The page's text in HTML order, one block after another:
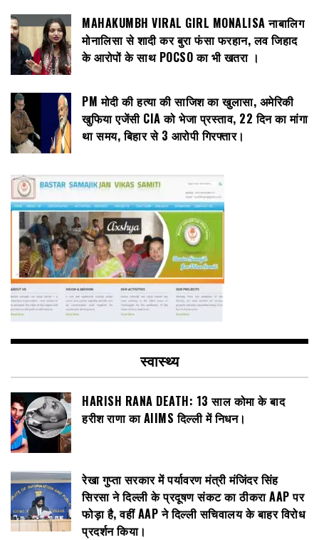
MAHAKUMBH VIRAL GIRL MONALISA नाबालिग
मोनालिसा से शादी कर बुरा फंसा फरहान, लव जिहाद
के आरोपों के साथ POCSO का भी खतरा ।
PM मोदी की हत्या की साजिश का खुलासा, अमेरिकी
खुफिया एजेंसी CIA को भेजा प्रस्ताव, 22 दिन का मांगा
था समय, बिहार से 3 आरोपी गिरफ्तार।
स्वास्थ्य
HARISH RANA DEATH: 13 साल कोमा के बाद
हरीश राणा का AIIMS दिल्ली में निधन।
रेखा गुप्ता सरकार में पर्यावरण मंत्री मंजिंदर सिंह
सिरसा ने दिल्ली के प्रदूषण संकट का ठीकरा AAP पर
फोड़ा है, वहीं AAP ने दिल्ली सचिवालय के बाहर विरोध
प्रदर्शन किया।